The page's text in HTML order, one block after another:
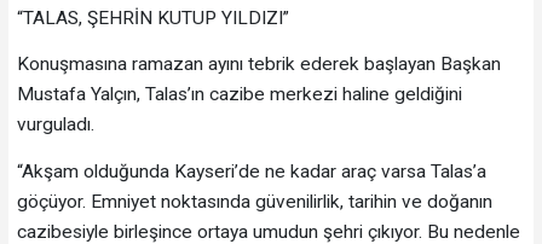
“TALAS, ŞEHRİN KUTUP YILDIZI”
Konuşmasına ramazan ayını tebrik ederek başlayan Başkan
Mustafa Yalçın, Talas’ın cazibe merkezi haline geldiğini
vurguladı.
“Akşam olduğunda Kayseri’de ne kadar araç varsa Talas’a
göçüyor. Emniyet noktasında güvenilirlik, tarihin ve doğanın
cazibesiyle birleşince ortaya umudun şehri çıkıyor. Bu nedenle